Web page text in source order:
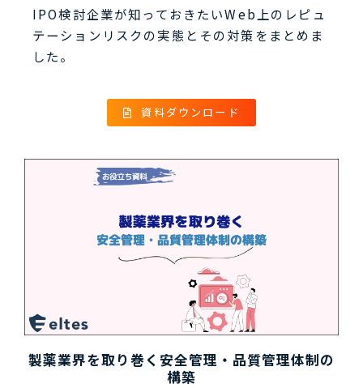
IPO検討企業が知っておきたいWeb上のレピュ
テーションリスクの実態とその対策をまとめま
した。
資料ダウンロード
製薬業界を取り巻く安全管理・品質管理体制の
構築